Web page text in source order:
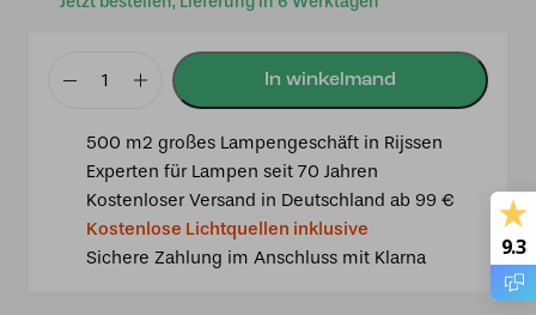
Tiffany
bronze
Liseron
Menge
500 m2 großes Lampengeschäft in Rijssen
Experten für Lampen seit 70 Jahren
Kostenloser Versand in Deutschland ab 99 €
Kostenlose Lichtquellen inklusive
Sichere Zahlung im Anschluss mit Klarna
9.3